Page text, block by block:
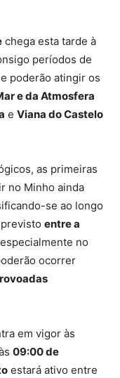
chega esta tarde à
períodos de
poderão atingir os
e da Atmosfera
e Viana do Castelo
as primeiras
no Minho ainda
se ao longo
entre a
no
ocorrer
em vigor às
09:00 de
estará ativo entre